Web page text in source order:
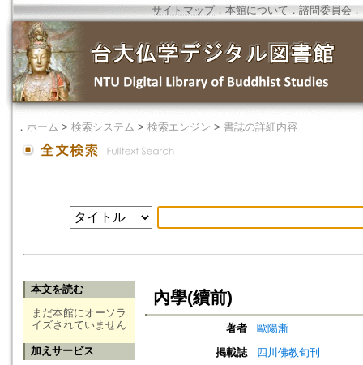
サイトマップ．本館について ． 諮問委員会 ．
． ホーム > 検索システム > 検索エンジン > 書誌の詳細内容
本文を読む
まだ本館にオーソラ
イズされていません
加えサービス
內學(續前)
著者
歐陽漸
掲載誌
四川佛教旬刊